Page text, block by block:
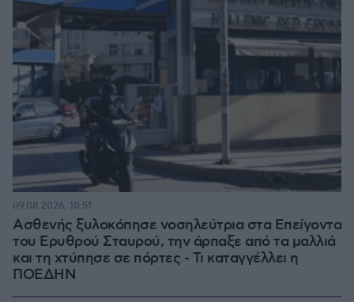
Ασθενής ξυλοκόπησε νοσηλεύτρια στα Επείγοντα
του Ερυθρού Σταυρού, την άρπαξε από τα μαλλιά
και τη χτύπησε σε πόρτες - Τι καταγγέλλει η
ΠΟΕΔΗΝ
09.08.2026, 10:51